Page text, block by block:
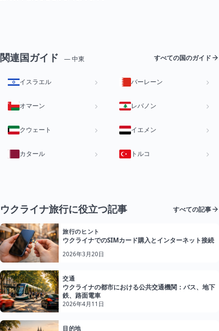
関連国ガイド — 中東 すべての国のガイド
イスラエル バーレーン
オマーン レバノン
クウェート イエメン
カタール トルコ
ウクライナ旅行に役立つ記事 すべての記事
旅行のヒント
ウクライナでのSIMカード購入とインターネット接続
2026年3月20日
交通
ウクライナの都市における公共交通機関：バス、地下
鉄、路面電車
2026年4月11日
目的地